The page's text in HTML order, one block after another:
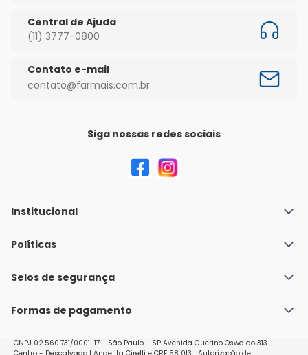
Central de Ajuda
(11) 3777-0800
Contato e-mail
contato@farmais.com.br
Siga nossas redes sociais
Institucional
Quem Somos
Nossas lojas
Políticas
Política de Envio
Políticas de Trocas e Devoluções
Selos de segurança
Formas de pagamento
CNPJ 02.560.731/0001-17 - São Paulo - SP Avenida Guerino Oswaldo 313 -